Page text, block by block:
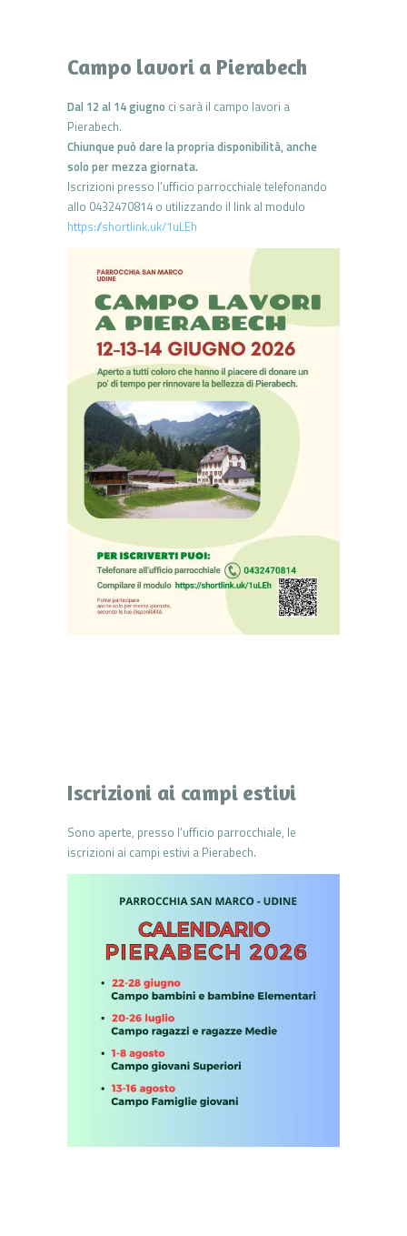
Campo lavori a Pierabech
Dal 12 al 14 giugno ci sarà il campo lavori a
Pierabech.
Chiunque può dare la propria disponibilità, anche
solo per mezza giornata.
Iscrizioni presso l’ufficio parrocchiale telefonando
allo 0432470814 o utilizzando il link al modulo
https://shortlink.uk/1uLEh
Iscrizioni ai campi estivi
Sono aperte, presso l’ufficio parrocchiale, le
iscrizioni ai campi estivi a Pierabech.